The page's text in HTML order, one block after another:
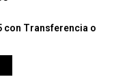
con Transferencia o